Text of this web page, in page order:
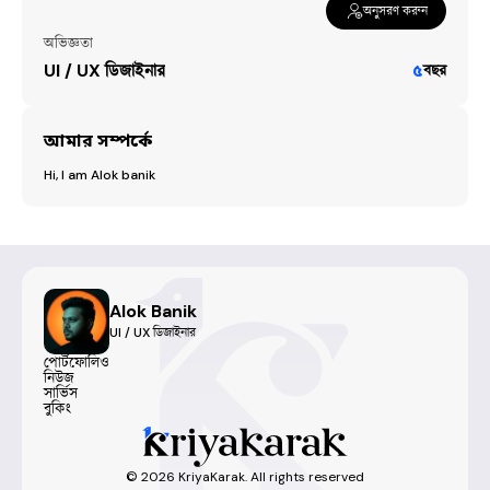
অনুসরণ করুন
অভিজ্ঞতা
UI / UX ডিজাইনার ৫বছর
আমার সম্পর্কে
Hi, I am Alok banik
Alok Banik
UI / UX ডিজাইনার
পোর্টফোলিও
নিউজ
সার্ভিস
বুকিং
© 2026 KriyaKarak. All rights reserved